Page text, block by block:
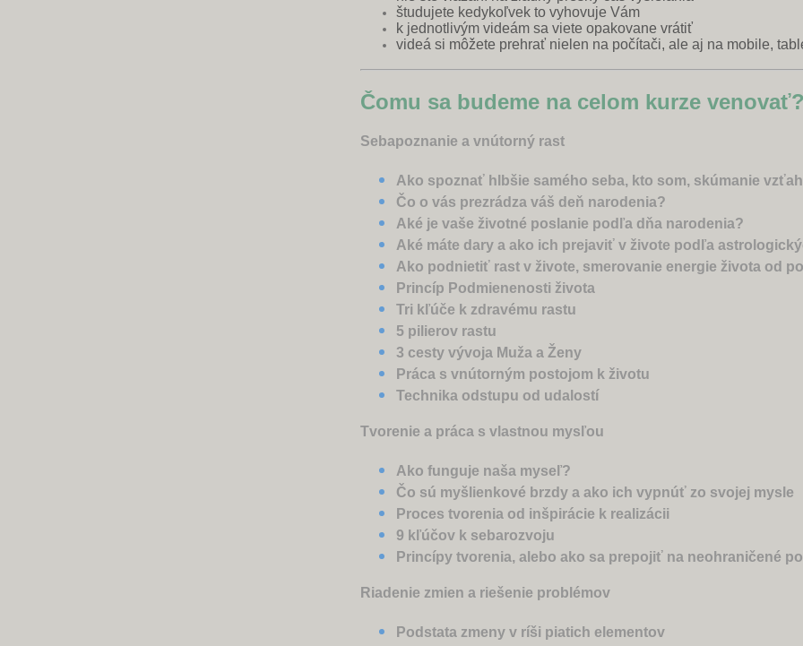
študujete kedykoľvek to vyhovuje Vám
k jednotlivým videám sa viete opakovane vrátiť
videá si môžete prehrať nielen na počítači, ale aj na mobile,
Čomu sa budeme na celom kurze
Sebapoznanie a vnútorný rast
Ako spoznať hlbšie samého seba, kto som, skúmanie
Čo o vás prezrádza váš deň narodenia?
Aké je vaše životné poslanie podľa dňa narodenia?
Aké máte dary a ako ich prejaviť v živote podľa
Ako podnietiť rast v živote, smerovanie energie života od
Princíp Podmienenosti života
Tri kľúče k zdravému rastu
5 pilierov rastu
3 cesty vývoja Muža a Ženy
Práca s vnútorným postojom k životu
Technika odstupu od udalostí
Tvorenie a práca s vlastnou mysľou
Ako funguje naša myseľ?
Čo sú myšlienkové brzdy a ako ich vypnúť zo svojej mysle
Proces tvorenia od inšpirácie k realizácii
9 kľúčov k sebarozvoju
Princípy tvorenia, alebo ako sa prepojiť na neohraničené
Riadenie zmien a riešenie problémov
Podstata zmeny v ríši piatich elementov